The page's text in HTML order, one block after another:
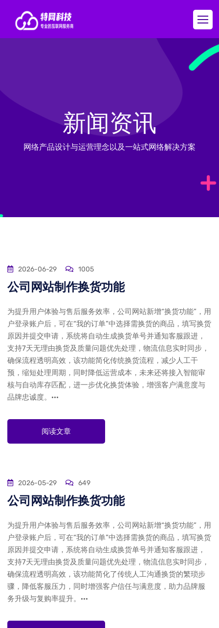
新闻资讯
网络产品设计与运营理念以及一站式网络解决方案
2026-06-29 1005
公司网站制作换货功能
为提升用户体验与售后服务效率，公司网站新增“换货功能”，用
户登录账户后，可在“我的订单”中选择需换货的商品，填写换货
原因并提交申请，系统将自动生成换货单号并通知客服跟进，
支持7天无理由换货及质量问题优先处理，物流信息实时同步，
确保流程透明高效，该功能简化传统换货流程，减少人工干
预，缩短处理周期，同时降低运营成本，未来还将接入智能审
核与自动库存匹配，进一步优化换货体验，增强客户满意度与
品牌忠诚度。···
阅读文章
2026-05-29 649
公司网站制作换货功能
为提升用户体验与售后服务效率，公司网站新增“换货功能”，用
户登录账户后，可在“我的订单”中选择需换货的商品，填写换货
原因并提交申请，系统将自动生成换货单号并通知客服跟进，
支持7天无理由换货及质量问题优先处理，物流信息实时同步，
确保流程透明高效，该功能简化了传统人工沟通换货的繁琐步
骤，降低客服压力，同时增强客户信任与满意度，助力品牌服
务升级与复购率提升。···